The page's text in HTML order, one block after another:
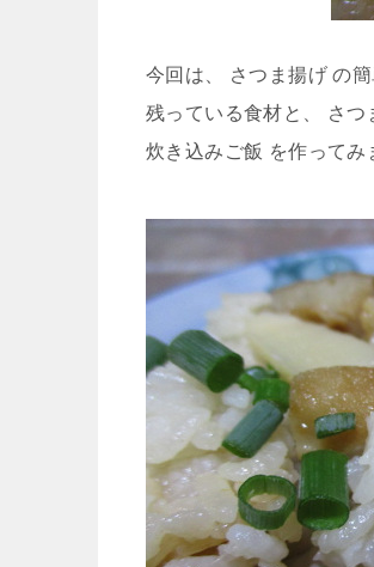
今回は、 さつま揚げ の
残っている食材と、 さ
炊き込みご飯 を作ってみ